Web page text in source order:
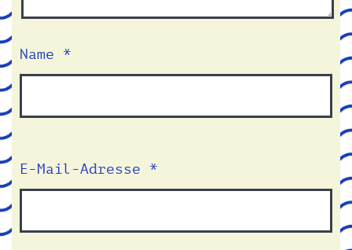
Name *
E-Mail-Adresse *